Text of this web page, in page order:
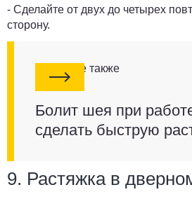
- Сделайте от двух до четырех
сторону.
Смотрите также
Болит шея при
сделать быструю
9. Растяжка в